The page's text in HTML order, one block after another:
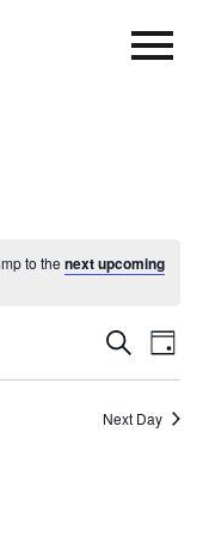
to thenext upcoming
Events
Search
and
Search
Day
Next Day